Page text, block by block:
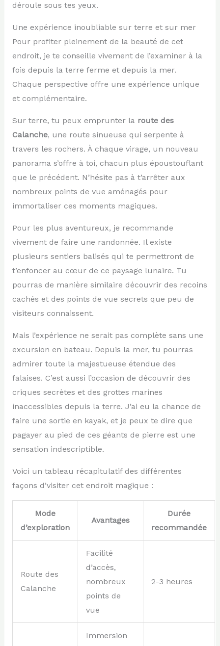
déroule sous tes yeux.
Une expérience inoubliable sur terre et sur mer
Pour profiter pleinement de la beauté de cet
endroit, je te conseille vivement de l’examiner à la
fois depuis la terre ferme et depuis la mer.
Chaque perspective offre une expérience unique
et complémentaire.
Sur terre, tu peux emprunter la route des
Calanche, une route sinueuse qui serpente à
travers les rochers. À chaque virage, un nouveau
panorama s’offre à toi, chacun plus époustouflant
que le précédent. N’hésite pas à t’arrêter aux
nombreux points de vue aménagés pour
immortaliser ces moments magiques.
Pour les plus aventureux, je recommande
vivement de faire une randonnée. Il existe
plusieurs sentiers balisés qui te permettront de
t’enfoncer au cœur de ce paysage lunaire. Tu
pourras de manière similaire découvrir des recoins
cachés et des points de vue secrets que peu de
visiteurs connaissent.
Mais l’expérience ne serait pas complète sans une
excursion en bateau. Depuis la mer, tu pourras
admirer toute la majestueuse étendue des
falaises. C’est aussi l’occasion de découvrir des
criques secrètes et des grottes marines
inaccessibles depuis la terre. J’ai eu la chance de
faire une sortie en kayak, et je peux te dire que
pagayer au pied de ces géants de pierre est une
sensation indescriptible.
Voici un tableau récapitulatif des différentes
façons d’visiter cet endroit magique :
Mode
d’exploration
Avantages
Durée
recommandée
Route des
Calanche
Facilité
d’accès,
nombreux
points de
vue
2-3 heures
Immersion